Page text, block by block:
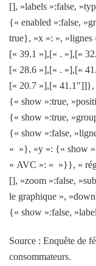
[], »labels »:false,
{« enabled »:false,
true}, »x »: », »lignes
[« 39.1 »],[« . »],[«
[« 28.6 »],[« . »],[«
[« 20.7 »],[« 41.1″]]},
{« show »:true,
{« show »:true,
{« show »:false,
« »}, »y »: {« show
« AVC »: « »}}, «
[], »zoom »:false,
le graphique »,
{« show »:false,
Source : Enquête de
consommateurs.